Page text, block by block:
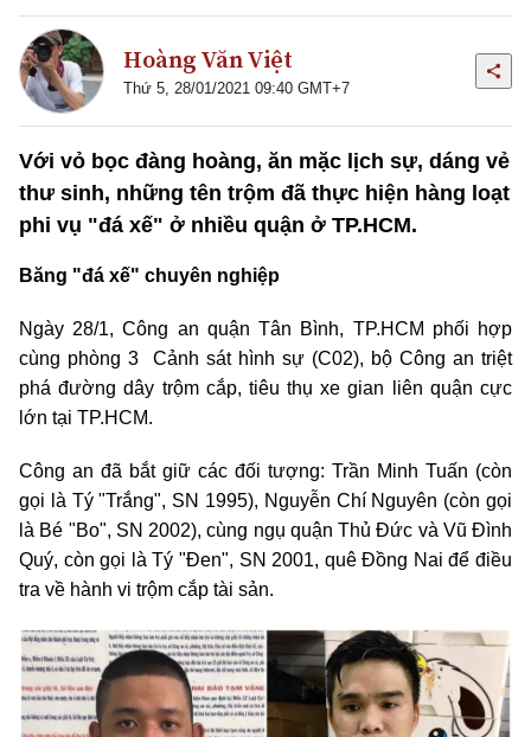
Hoàng Văn Việt
Thứ 5, 28/01/2021 09:40 GMT+7
Với vỏ bọc đàng hoàng, ăn mặc lịch sự, dáng vẻ
thư sinh, những tên trộm đã thực hiện hàng loạt
phi vụ "đá xế" ở nhiều quận ở TP.HCM.
Băng "đá xế" chuyên nghiệp
Ngày 28/1, Công an quận Tân Bình, TP.HCM phối hợp
cùng phòng 3 Cảnh sát hình sự (C02), bộ Công an triệt
phá đường dây trộm cắp, tiêu thụ xe gian liên quận cực
lớn tại TP.HCM.
Công an đã bắt giữ các đối tượng: Trần Minh Tuấn (còn
gọi là Tý "Trắng", SN 1995), Nguyễn Chí Nguyên (còn gọi
là Bé "Bo", SN 2002), cùng ngụ quận Thủ Đức và Vũ Đình
Quý, còn gọi là Tý "Đen", SN 2001, quê Đồng Nai để điều
tra về hành vi trộm cắp tài sản.